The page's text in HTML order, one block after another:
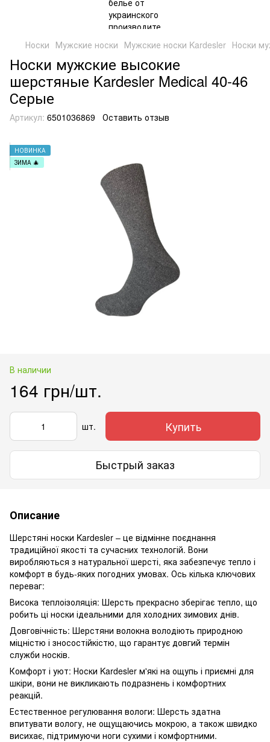
Носки Мужские носки Мужские носки Kardesler Носки
Носки мужские высокие
шерстяные Kardesler Medical 40-46
Серые
Артикул: 6501036869 Оставить отзыв
НОВИНКА
ЗИМА 🎄
В наличии
164 грн/шт.
шт. Купить
Быстрый заказ
Описание
Шерстяні носки Kardesler – це відмінне поєднання
традиційної якості та сучасних технологій. Вони
виробляються з натуральної шерсті, яка забезпечує тепло і
комфорт в будь-яких погодних умовах. Ось кілька ключових
переваг:
Висока теплоізоляція: Шерсть прекрасно зберігає тепло, що
робить ці носки ідеальними для холодних зимових днів.
Довговічність: Шерстяни волокна володіють природною
міцністю і зносостійкістю, що гарантує довгий термін
служби носків.
Комфорт і уют: Носки Kardesler м'які на ощупь і приємні для
шкіри, вони не викликають подразнень і комфортних
реакцій.
Естественное регулювання вологи: Шерсть здатна
впитувати вологу, не ощущаючись мокрою, а також швидко
висихає, підтримуючи ноги сухими і комфортними.